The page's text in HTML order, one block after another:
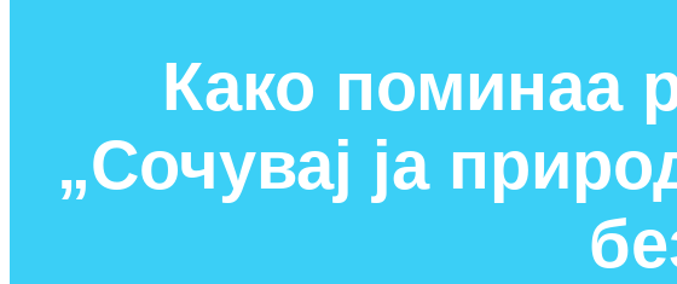
Како поминаа
„Сочувај ја